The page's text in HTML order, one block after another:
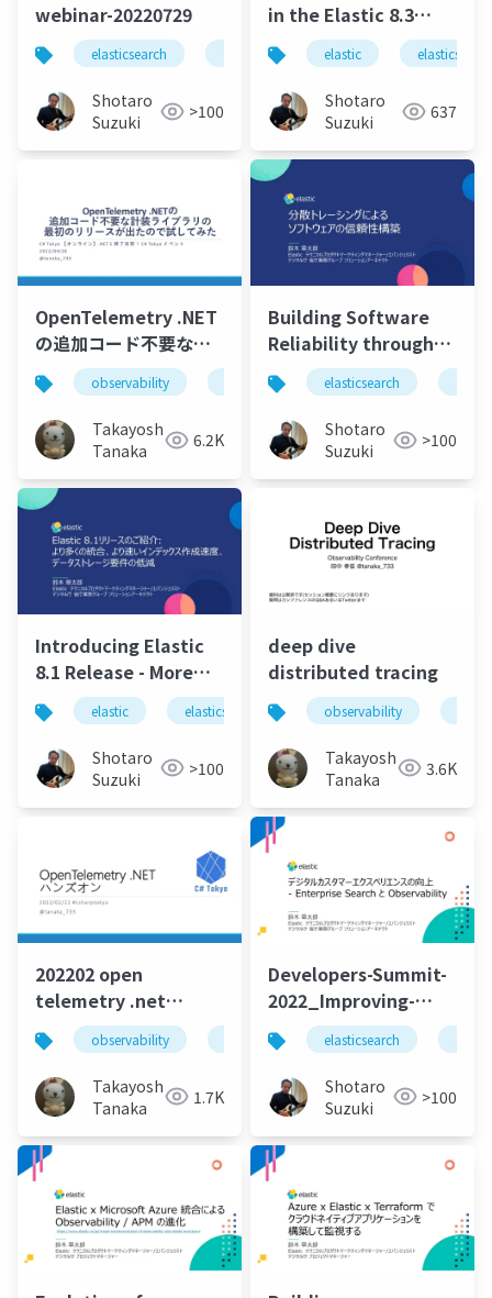
webinar-20220729
elasticsearch elastic stack
Shotaro
Suzuki
>100
in the Elastic 8.3
release - Find,
monitor, and protect
everything in any
environment.pdf
elastic elasticsearch
Shotaro
Suzuki
637
OpenTelemetry .NET
の追加コード不要な計
装ライブラリの最初の
リリースが出たので試
してみた
observability opentelemetry
Takayoshi
Tanaka
6.2K
Building Software
Reliability through
Distributed
Tracing.pdf
elasticsearch
Shotaro
Suzuki
>100
Introducing Elastic
8.1 Release - More
Integration, Faster
Indexing Speed,
Lower Data Storage
Requirements.pdf
elastic elasticsearch elastic stack
Shotaro
Suzuki
>100
deep dive
distributed tracing
observability
Takayoshi
Tanaka
3.6K
202202 open
telemetry .net
handsonobservability opentelemetry .net
Takayoshi
Tanaka
1.7K
Developers-Summit-
2022_Improving-
Digital-Customer-
Experience-with-
20220218
elasticsearch
Shotaro
Suzuki
>100